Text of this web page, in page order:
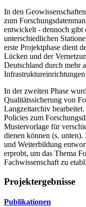
In den
zum
entwickelt - dennoch gibt
unterschiedlichen
erste Projektphase dient
Lücken und der
Deutschland durch mehr
In der zweiten Phase
Qualitätssicherung von
Langzeitarchiv
Policies zum
Mustervorlage für
dienen können (s.
und Weiterbildung
erprobt, um das Thema
Fachwissenschaft zu
Projektergebnisse
Publikationen